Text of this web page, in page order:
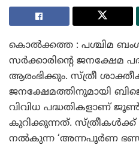
കൊൽക്കത്ത : പശ്ചിമ
സർക്കാരിന്റെ
ആരംഭിക്കും. സ്ത്രീ
ജനക്ഷേമത്തിനുമായി
വിവിധ പദ്ധതികളാണ്
കുറിക്കുന്നത്. സ്ത്രീകൾക്ക്
നൽകുന്ന ‘അന്നപൂർണ